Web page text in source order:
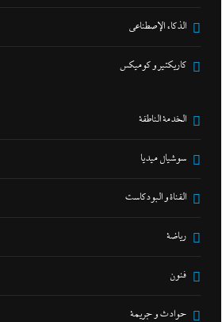
الذكاء الإصطناعي
كاريكتير و كوميكس
الخدمة الناطقة
سوشيال ميديا
القناة و البودكاست
رياضة
فنون
حوادث و جريمة